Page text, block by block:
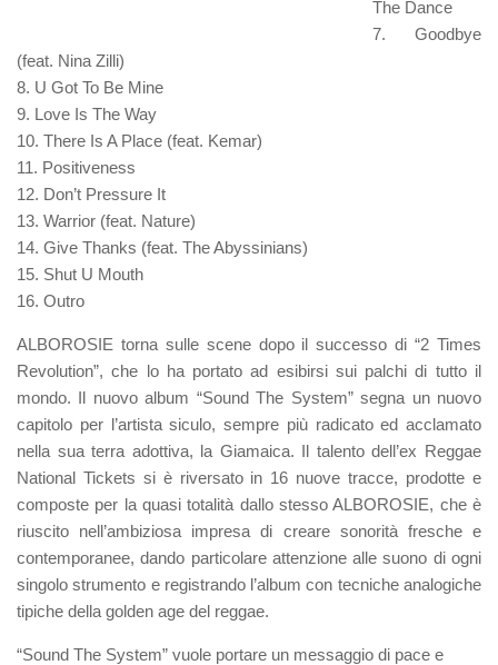
The Dance
7. Goodbye
(feat. Nina Zilli)
8. U Got To Be Mine
9. Love Is The Way
10. There Is A Place (feat. Kemar)
11. Positiveness
12. Don’t Pressure It
13. Warrior (feat. Nature)
14. Give Thanks (feat. The Abyssinians)
15. Shut U Mouth
16. Outro
ALBOROSIE torna sulle scene dopo il successo di “2 Times
Revolution”, che lo ha portato ad esibirsi sui palchi di tutto il
mondo. Il nuovo album “Sound The System” segna un nuovo
capitolo per l’artista siculo, sempre più radicato ed acclamato
nella sua terra adottiva, la Giamaica. Il talento dell’ex Reggae
National Tickets si è riversato in 16 nuove tracce, prodotte e
composte per la quasi totalità dallo stesso ALBOROSIE, che è
riuscito nell’ambiziosa impresa di creare sonorità fresche e
contemporanee, dando particolare attenzione alle suono di ogni
singolo strumento e registrando l’album con tecniche analogiche
tipiche della golden age del reggae.
“Sound The System” vuole portare un messaggio di pace e